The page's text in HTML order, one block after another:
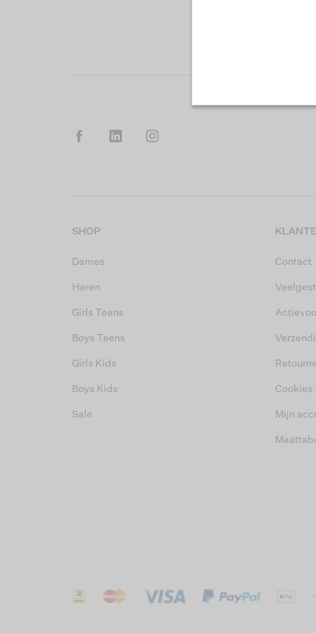
SHOP
Dames
Heren
Girls Teens
Boys Teens
Girls Kids
Boys Kids
Sale
Contact
Cookies
Mijn